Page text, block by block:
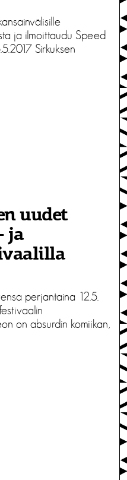
ja ilmoittaudu Speed
Sirkuksen
uudet
ja
perjantaina 12.5.
on absurdin komiikan,